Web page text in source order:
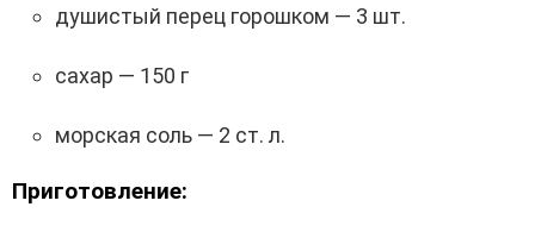
душистый перец горошком — 3 шт.
сахар — 150 г
морская соль — 2 ст. л.
Приготовление: